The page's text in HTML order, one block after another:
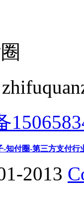
-知付圈-第三方支付行
2013